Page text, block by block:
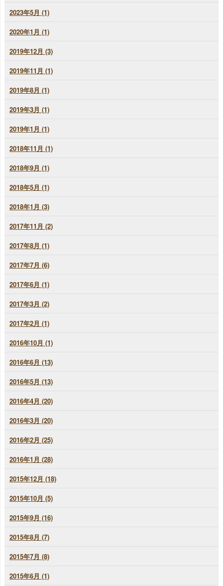
2023年5月 (1)
2020年1月 (1)
2019年12月 (3)
2019年11月 (1)
2019年8月 (1)
2019年3月 (1)
2019年1月 (1)
2018年11月 (1)
2018年9月 (1)
2018年5月 (1)
2018年1月 (3)
2017年11月 (2)
2017年8月 (1)
2017年7月 (6)
2017年6月 (1)
2017年3月 (2)
2017年2月 (1)
2016年10月 (1)
2016年6月 (13)
2016年5月 (13)
2016年4月 (20)
2016年3月 (20)
2016年2月 (25)
2016年1月 (28)
2015年12月 (18)
2015年10月 (5)
2015年9月 (16)
2015年8月 (7)
2015年7月 (8)
2015年6月 (1)